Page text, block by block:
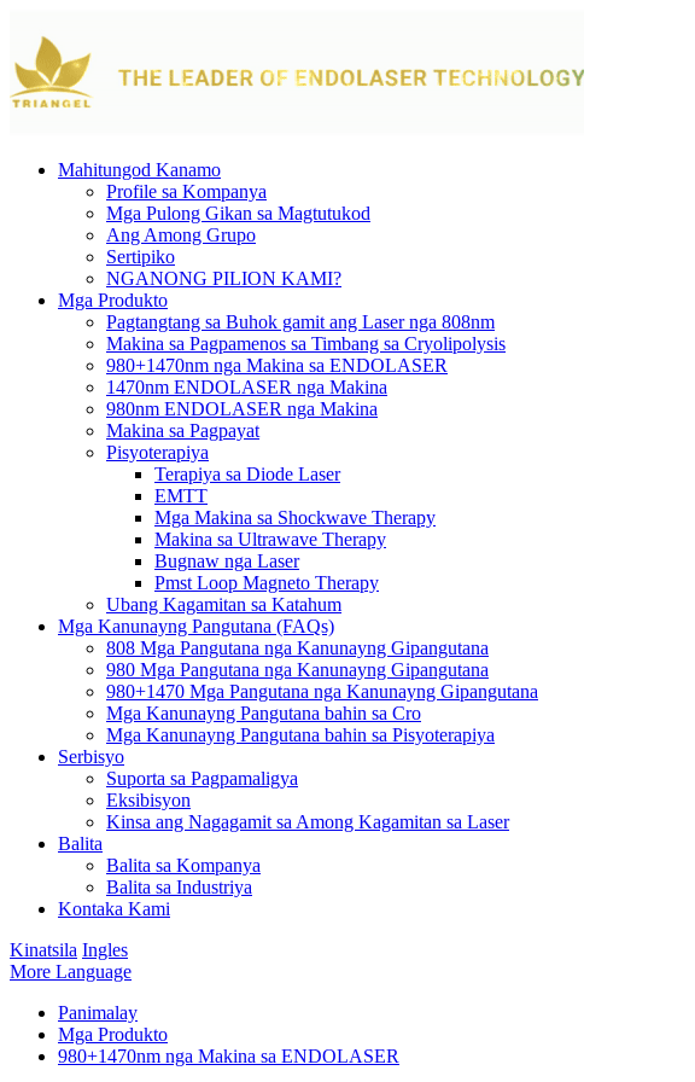
Mahitungod Kanamo
Profile sa Kompanya
Mga Pulong Gikan sa Magtutukod
Ang Among Grupo
Sertipiko
NGANONG PILION KAMI?
Mga Produkto
Pagtangtang sa Buhok gamit ang Laser nga 808nm
Makina sa Pagpamenos sa Timbang sa Cryolipolysis
980+1470nm nga Makina sa ENDOLASER
1470nm ENDOLASER nga Makina
980nm ENDOLASER nga Makina
Makina sa Pagpayat
Pisyoterapiya
Terapiya sa Diode Laser
EMTT
Mga Makina sa Shockwave Therapy
Makina sa Ultrawave Therapy
Bugnaw nga Laser
Pmst Loop Magneto Therapy
Ubang Kagamitan sa Katahum
Mga Kanunayng Pangutana (FAQs)
808 Mga Pangutana nga Kanunayng Gipangutana
980 Mga Pangutana nga Kanunayng Gipangutana
980+1470 Mga Pangutana nga Kanunayng Gipangutana
Mga Kanunayng Pangutana bahin sa Cro
Mga Kanunayng Pangutana bahin sa Pisyoterapiya
Serbisyo
Suporta sa Pagpamaligya
Eksibisyon
Kinsa ang Nagagamit sa Among Kagamitan sa Laser
Balita
Balita sa Kompanya
Balita sa Industriya
Kontaka Kami
Kinatsila Ingles
More Language
Panimalay
Mga Produkto
980+1470nm nga Makina sa ENDOLASER